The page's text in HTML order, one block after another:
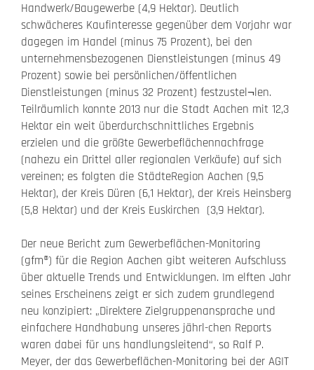
Handwerk/Baugewerbe (4,9 Hektar). Deutlich
schwächeres Kaufinteresse gegenüber dem Vorjahr war
dagegen im Handel (minus 75 Prozent), bei den
unternehmensbezogenen Dienstleistungen (minus 49
Prozent) sowie bei persönlichen/öffentlichen
Dienstleistungen (minus 32 Prozent) festzustel¬len.
Teilräumlich konnte 2013 nur die Stadt Aachen mit 12,3
Hektar ein weit überdurchschnittliches Ergebnis
erzielen und die größte Gewerbeflächennachfrage
(nahezu ein Drittel aller regionalen Verkäufe) auf sich
vereinen; es folgten die StädteRegion Aachen (9,5
Hektar), der Kreis Düren (6,1 Hektar), der Kreis Heinsberg
(5,8 Hektar) und der Kreis Euskirchen (3,9 Hektar).
Der neue Bericht zum Gewerbeflächen-Monitoring
(gfm®) für die Region Aachen gibt weiteren Aufschluss
über aktuelle Trends und Entwicklungen. Im elften Jahr
seines Erscheinens zeigt er sich zudem grundlegend
neu konzipiert: „Direktere Zielgruppenansprache und
einfachere Handhabung unseres jährl-chen Reports
waren dabei für uns handlungsleitend“, so Ralf P.
Meyer, der das Gewerbeflächen-Monitoring bei der AGIT